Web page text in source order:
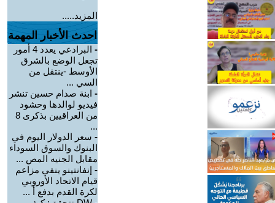
المزيد.....
احدث الأخبار المهمة
-
البرادعي يعدد 4 أمور
تجعل الوضع بالشرق
الأوسط -ينتقل من
السي ...
- ابنة صدام حسين تنشر
فيديو لوالدها وحشود
من العراقيين بذكرى 8
...
- سعر الدولار اليوم في
البنوك والسوق السوداء
مقابل الجنيه المص ...
- إنفانتينو ينفي مزاعم
قيام الاتحاد الأوروبي
لكرة القدم بدفع أ ...